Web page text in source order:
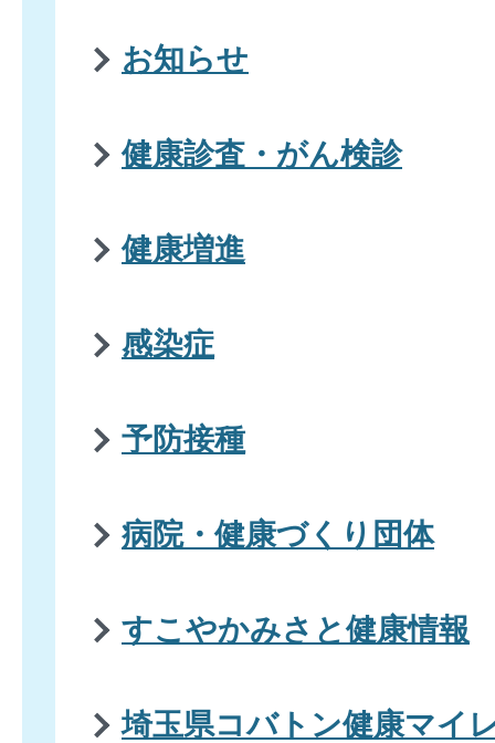
お知らせ
健康診査・がん検診
健康増進
感染症
予防接種
病院・健康づくり団体
すこやかみさと健康情報
埼玉県コバトン健康マイ